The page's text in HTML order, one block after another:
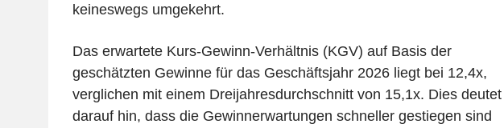
keineswegs umgekehrt.
Das erwartete Kurs-Gewinn-Verhältnis (KGV) auf Basis der
geschätzten Gewinne für das Geschäftsjahr 2026 liegt bei 12,4x,
verglichen mit einem Dreijahresdurchschnitt von 15,1x. Dies deutet
darauf hin, dass die Gewinnerwartungen schneller gestiegen sind